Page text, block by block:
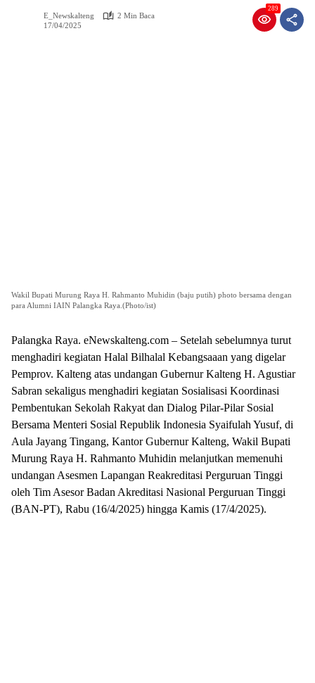
E_Newskalteng
2 Min Baca
17/04/2025
289
Wakil Bupati Murung Raya H. Rahmanto Muhidin (baju putih) photo bersama dengan
para Alumni IAIN Palangka Raya.(Photo/ist)
Palangka Raya. eNewskalteng.com – Setelah sebelumnya turut
menghadiri kegiatan Halal Bilhalal Kebangsaaan yang digelar
Pemprov. Kalteng atas undangan Gubernur Kalteng H. Agustiar
Sabran sekaligus menghadiri kegiatan Sosialisasi Koordinasi
Pembentukan Sekolah Rakyat dan Dialog Pilar-Pilar Sosial
Bersama Menteri Sosial Republik Indonesia Syaifulah Yusuf, di
Aula Jayang Tingang, Kantor Gubernur Kalteng, Wakil Bupati
Murung Raya H. Rahmanto Muhidin melanjutkan memenuhi
undangan Asesmen Lapangan Reakreditasi Perguruan Tinggi
oleh Tim Asesor Badan Akreditasi Nasional Perguruan Tinggi
(BAN-PT), Rabu (16/4/2025) hingga Kamis (17/4/2025).